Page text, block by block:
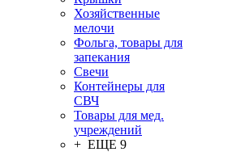
Хозяйственные
мелочи
Фольга, товары для
запекания
Свечи
Контейнеры для
СВЧ
Товары для мед.
учреждений
+ ЕЩЕ 9